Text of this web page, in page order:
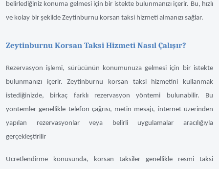
belirlediğiniz konuma gelmesi için bir istekte bulunmanızı içerir. Bu, hızlı
ve kolay bir şekilde Zeytinburnu korsan taksi hizmeti almanızı sağlar.
Zeytinburnu Korsan Taksi Hizmeti Nasıl Çalışır?
Rezervasyon işlemi, sürücünün konumunuza gelmesi için bir istekte
bulunmanızı içerir. Zeytinburnu korsan taksi hizmetini kullanmak
istediğinizde, birkaç farklı rezervasyon yöntemi bulunabilir. Bu
yöntemler genellikle telefon çağrısı, metin mesajı, internet üzerinden
yapılan rezervasyonlar veya belirli uygulamalar aracılığıyla
gerçekleştirilir
Ücretlendirme konusunda, korsan taksiler genellikle resmi taksi